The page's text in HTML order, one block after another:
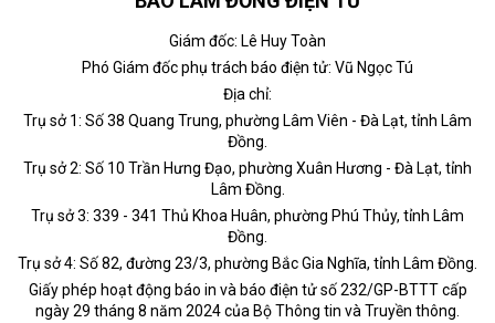
Giám đốc: Lê Huy Toàn
Phó Giám đốc phụ trách báo điện tử: Vũ Ngọc Tú
Địa chỉ:
Trụ sở 1: Số 38 Quang Trung, phường Lâm Viên - Đà Lạt, tỉnh Lâm
Đồng.
Trụ sở 2: Số 10 Trần Hưng Đạo, phường Xuân Hương - Đà Lạt, tỉnh
Lâm Đồng.
Trụ sở 3: 339 - 341 Thủ Khoa Huân, phường Phú Thủy, tỉnh Lâm
Đồng.
Trụ sở 4: Số 82, đường 23/3, phường Bắc Gia Nghĩa, tỉnh Lâm Đồng.
Giấy phép hoạt động báo in và báo điện tử số 232/GP-BTTT cấp
ngày 29 tháng 8 năm 2024 của Bộ Thông tin và Truyền thông.